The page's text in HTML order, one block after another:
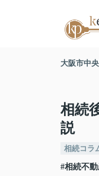
大阪市中
相続
説
相続コラ
#相続不